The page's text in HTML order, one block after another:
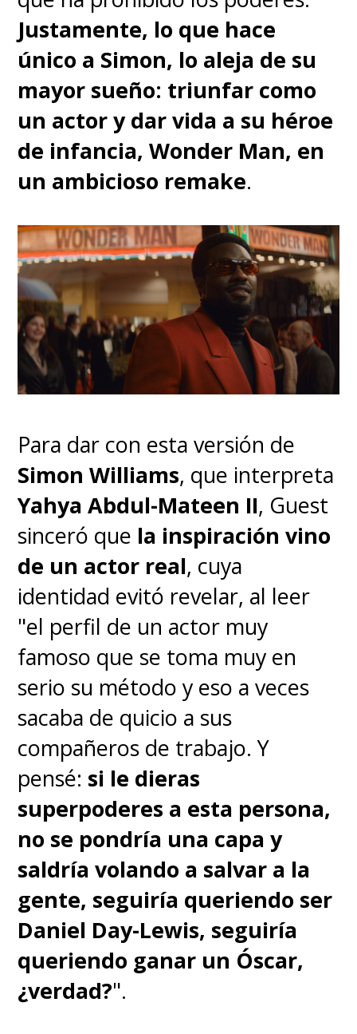
Justamente, lo que hace
único a Simon, lo aleja de su
mayor sueño: triunfar como
un actor y dar vida a su héroe
de infancia, Wonder Man, en
un ambicioso remake.
Para dar con esta versión de
Simon Williams, que interpreta
Yahya Abdul-Mateen II, Guest
sinceró que la inspiración vino
de un actor real, cuya
identidad evitó revelar, al leer
"el perfil de un actor muy
famoso que se toma muy en
serio su método y eso a veces
sacaba de quicio a sus
compañeros de trabajo. Y
pensé: si le dieras
superpoderes a esta persona,
no se pondría una capa y
saldría volando a salvar a la
gente, seguiría queriendo ser
Daniel Day-Lewis, seguiría
queriendo ganar un Óscar,
¿verdad?".